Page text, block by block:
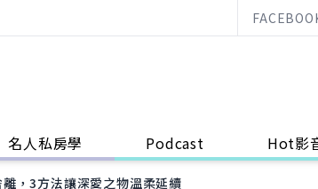
名人私房學 Podcast Hot影
，3方法讓深愛之物溫柔延續